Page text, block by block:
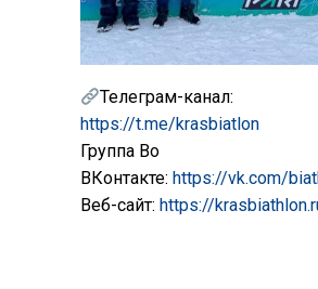
Телеграм-канал:
https://t.me/krasbiatlon
Группа Во
ВКонтакте: https://vk.com/
Веб-сайт: https://